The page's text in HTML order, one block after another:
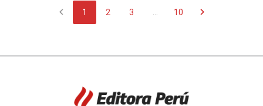
chevron_left 1 2 3 10 chevron_right